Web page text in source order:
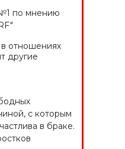
по мнению
с которым
в браке.
отношениях
другие